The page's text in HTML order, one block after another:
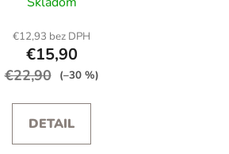
€12,93 bez DPH
€15,90
€22,90 (–30 %)
DETAIL